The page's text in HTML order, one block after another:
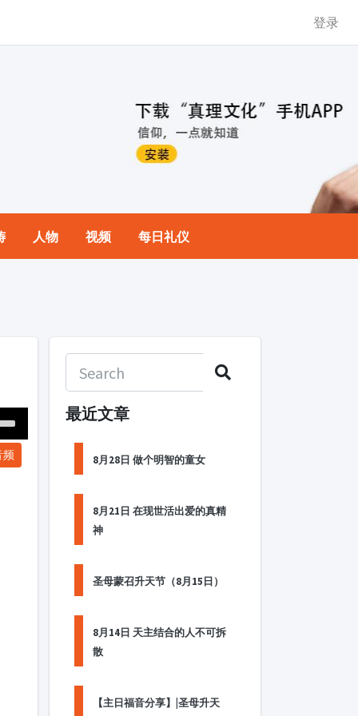
登录
人物 视频 每日礼仪
频
最近文章
8月28日 做个明智的童女
8月21日 在现世活出爱的真精
神
圣母蒙召升天节（8月15日）
8月14日 天主结合的人不可拆
散
【主日福音分享】|圣母升天